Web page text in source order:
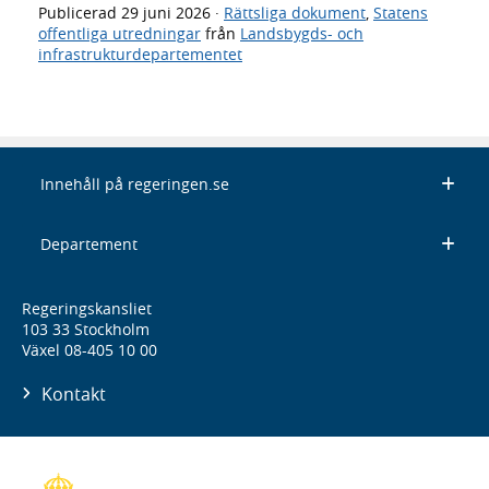
Publicerad 29 juni 2026 · Rättsliga dokument Statens
offentliga utredningar från Landsbygds- och
infrastrukturdepartementet
Innehåll på regeringen.se
Departement
Regeringskansliet
103 33 Stockholm
Växel 08-405 10 00
Kontakt